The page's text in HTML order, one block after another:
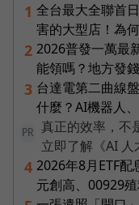
1 全台最大全聯首
害的大型店！為
2 2026普發一萬最
能領嗎？地方發
3 台達電第二曲線
什麼？AI機器人
PR
真正的效率，不
立即了解《AI 人
4 2026年8月ETF
元創高、00929